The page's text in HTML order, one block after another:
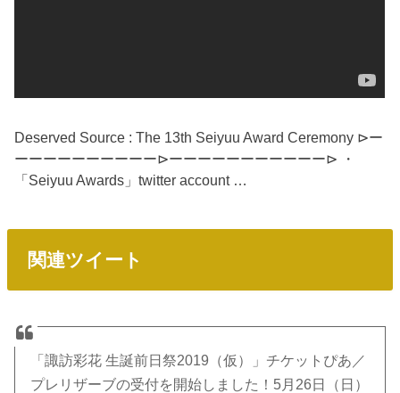
Deserved Source : The 13th Seiyuu Award Ceremony ⊳ー
ーーーーーーーーーー⊳ーーーーーーーーーーー⊳ ・
「Seiyuu Awards」twitter account …
関連ツイート
「諏訪彩花 生誕前日祭2019（仮）」チケットぴあ／
プレリザーブの受付を開始しました！5月26日（日）